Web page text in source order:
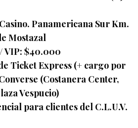
Panamericana Sur Km.
Mostazal
VIP: $40.000
Ticket Express (+ cargo por
(Costanera Center,
Vespucio)
para clientes del C.L.U.V.